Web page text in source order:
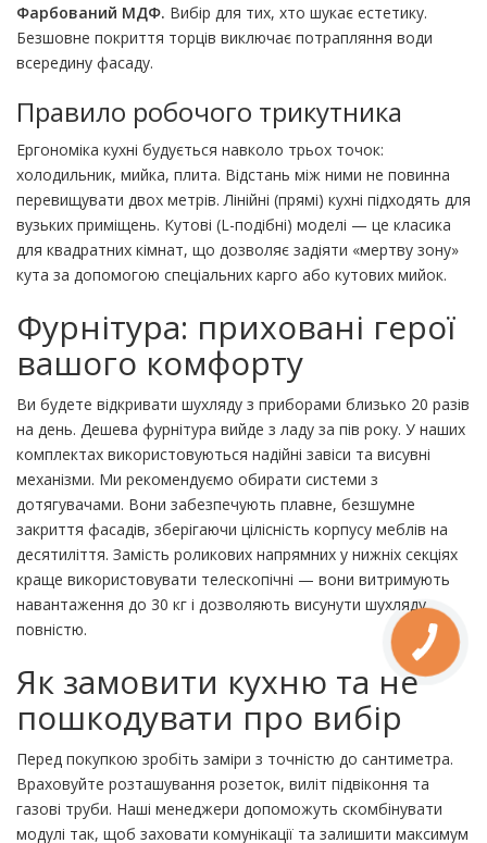
Фарбований МДФ. Вибір для тих, хто шукає естетику.
Безшовне покриття торців виключає потрапляння води
всередину фасаду.
Правило робочого трикутника
Ергономіка кухні будується навколо трьох точок:
холодильник, мийка, плита. Відстань між ними не повинна
перевищувати двох метрів. Лінійні (прямі) кухні підходять для
вузьких приміщень. Кутові (L-подібні) моделі — це класика
для квадратних кімнат, що дозволяє задіяти «мертву зону»
кута за допомогою спеціальних карго або кутових мийок.
Фурнітура: приховані герої
вашого комфорту
Ви будете відкривати шухляду з приборами близько 20 разів
на день. Дешева фурнітура вийде з ладу за пів року. У наших
комплектах використовуються надійні завіси та висувні
механізми. Ми рекомендуємо обирати системи з
дотягувачами. Вони забезпечують плавне, безшумне
закриття фасадів, зберігаючи цілісність корпусу меблів на
десятиліття. Замість роликових напрямних у нижніх секціях
краще використовувати телескопічні — вони витримують
навантаження до 30 кг і дозволяють висунути шухляду
повністю.
Як замовити кухню та не
пошкодувати про вибір
Перед покупкою зробіть заміри з точністю до сантиметра.
Враховуйте розташування розеток, виліт підвіконня та
газові труби. Наші менеджери допоможуть скомбінувати
модулі так, щоб заховати комунікації та залишити максимум